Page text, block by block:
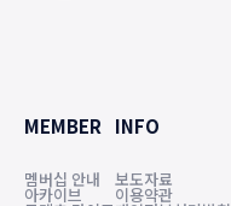
MEMBER
멤버십 안내
아카이브
INFO
보도자료
이용약관